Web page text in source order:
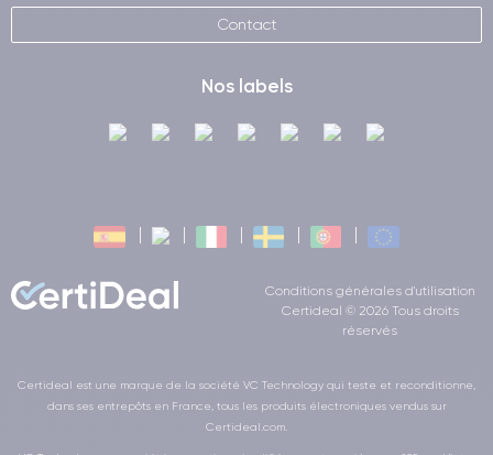
Contact
Nos labels
Conditions générales d'utilisation
Certideal © 2026 Tous droits
réservés
Certideal est une marque de la société VC Technology qui teste et reconditionne,
dans ses entrepôts en France, tous les produits électroniques vendus sur
Certideal.com.